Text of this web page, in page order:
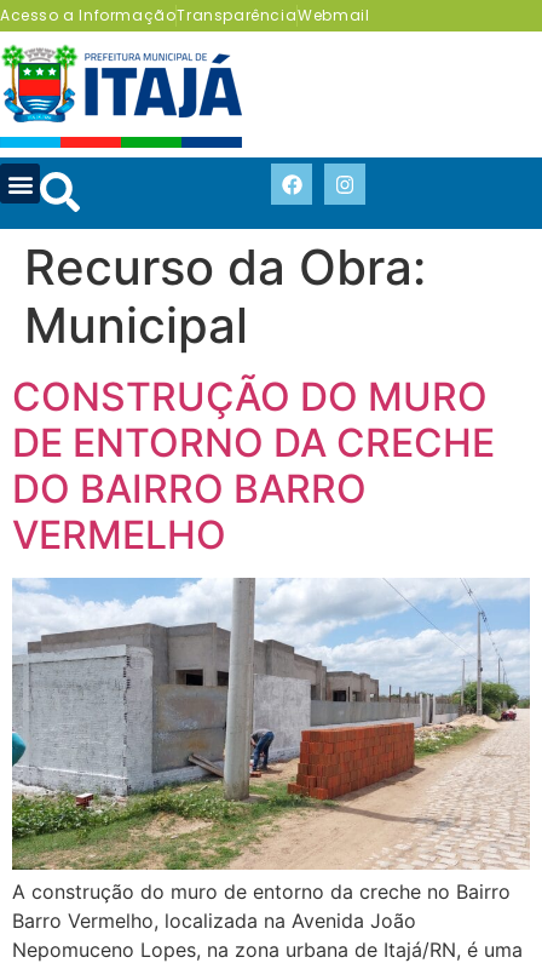
Acesso a InformaçãoTransparênciaWebmail
Recurso da Obra:
Municipal
CONSTRUÇÃO DO MURO
DE ENTORNO DA CRECHE
DO BAIRRO BARRO
VERMELHO
A construção do muro de entorno da creche no Bairro
Barro Vermelho, localizada na Avenida João
Nepomuceno Lopes, na zona urbana de Itajá/RN, é uma